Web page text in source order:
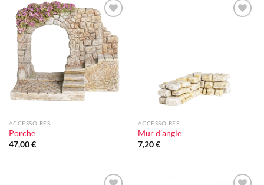
Ajouter
à la liste
d'envie
ACCESSOIRES
Porche
47,00€
ACCESSOIRES
Mur d’angle
7,20€